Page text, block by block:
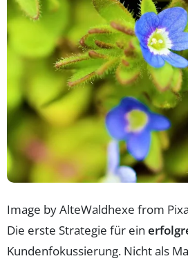
Image by AlteWaldhexe from
Die erste Strategie für ein
Kundenfokussierung. Nicht als